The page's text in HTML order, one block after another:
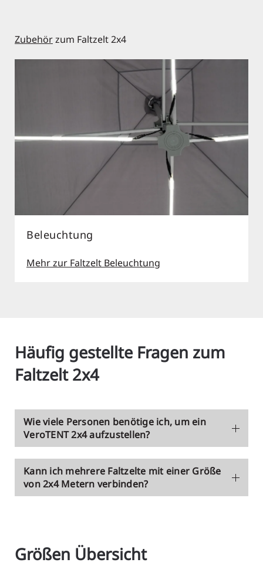
Zubehörzum Faltzelt 2x4
Beleuchtung
Mehr zur Faltzelt Beleuchtung
Häufig gestellte Fragen zum
Faltzelt 2x4
Wie viele Personen benötige ich, um ein
VeroTENT 2x4 aufzustellen?
Kann ich mehrere Faltzelte mit einer Größe
von 2x4 Metern verbinden?
Größen Übersicht